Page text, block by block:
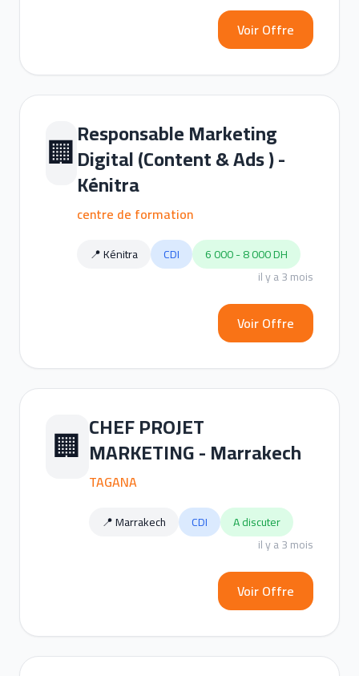
Voir Offre
🏢Responsable Marketing
Digital (Content & Ads ) -
Kénitra
centre de formation
📍 Kénitra CDI
6 000 - 8 000 DH
il y a 3 mois
Voir Offre
🏢 CHEF PROJET
MARKETING - Marrakech
TAGANA
📍 Marrakech CDI
A discuter
il y a 3 mois
Voir Offre